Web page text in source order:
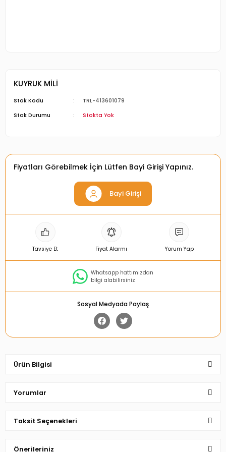
KUYRUK MİLİ
Stok Kodu
TRL-413601079
Stok Durumu
Stokta Yok
Fiyatları Görebilmek İçin Lütfen Bayi Girişi Yapınız.
Bayi Girişi
Tavsiye Et Fiyat Alarmı Yorum Yap
Whatsapp hattımızdan
bilgi alabilirsiniz
Sosyal Medyada Paylaş
Ürün Bilgisi
Yorumlar
Taksit Seçenekleri
Önerileriniz